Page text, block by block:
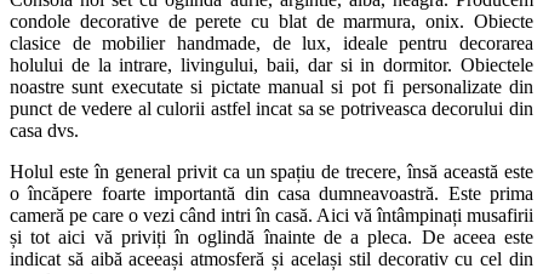
condole decorative de perete cu blat de marmura, onix. Obiecte
clasice de mobilier handmade, de lux, ideale pentru decorarea
holului de la intrare, livingului, baii, dar si in dormitor. Obiectele
noastre sunt executate si pictate manual si pot fi personalizate din
punct de vedere al culorii astfel incat sa se potriveasca decorului din
casa dvs.
Holul este în general privit ca un spațiu de trecere, însă această este
o încăpere foarte importantă din casa dumneavoastră. Este prima
cameră pe care o vezi când intri în casă. Aici vă întâmpinați musafirii
și tot aici vă priviți în oglindă înainte de a pleca. De aceea este
indicat să aibă aceeași atmosferă și același stil decorativ cu cel din